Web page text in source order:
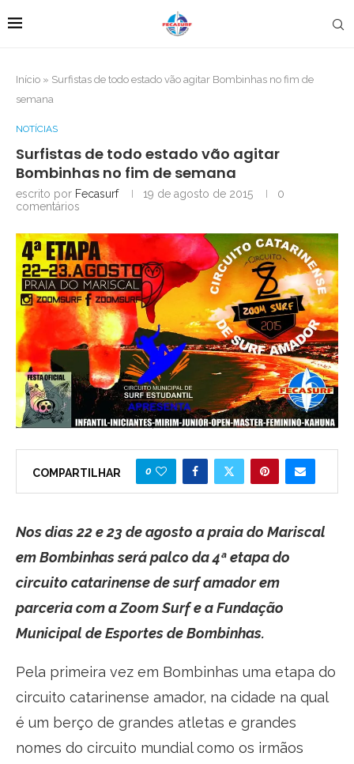
Início » Surfistas de todo estado vão agitar Bombinhas no fim de
semana
NOTÍCIAS
Surfistas de todo estado vão agitar
Bombinhas no fim de semana
escrito por Fecasurf 19 de agosto de 2015
0
comentários
COMPARTILHAR 0
Nos dias 22 e 23 de agosto a praia do Mariscal
em Bombinhas será palco da 4ª etapa do
circuito catarinense de surf amador em
parceria com a Zoom Surf e a Fundação
Municipal de Esportes de Bombinhas.
Pela primeira vez em Bombinhas uma etapa do
circuito catarinense amador, na cidade na qual
é um berço de grandes atletas e grandes
nomes do circuito mundial como os irmãos